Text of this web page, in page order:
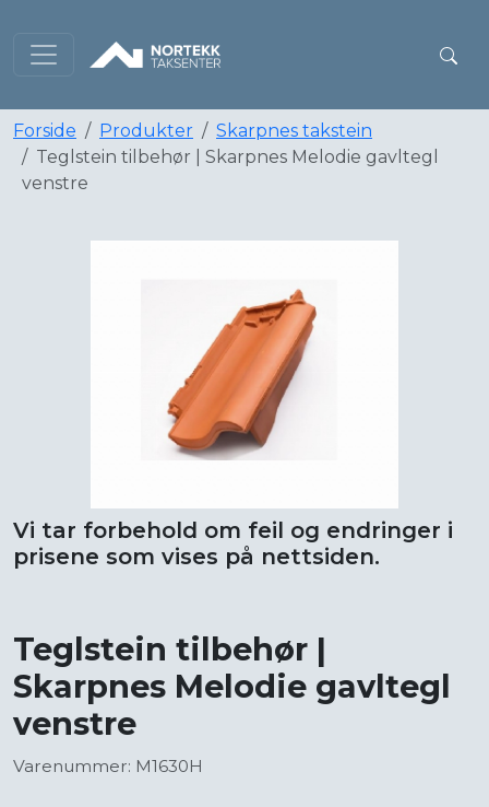
Forside Produkter
Skarpnes takstein
Teglstein tilbehør | Skarpnes Melodie gavltegl
venstre
Vi tar forbehold om feil og endringer i
prisene som vises på nettsiden.
Teglstein tilbehør |
Skarpnes Melodie gavltegl
venstre
Varenummer: M1630H